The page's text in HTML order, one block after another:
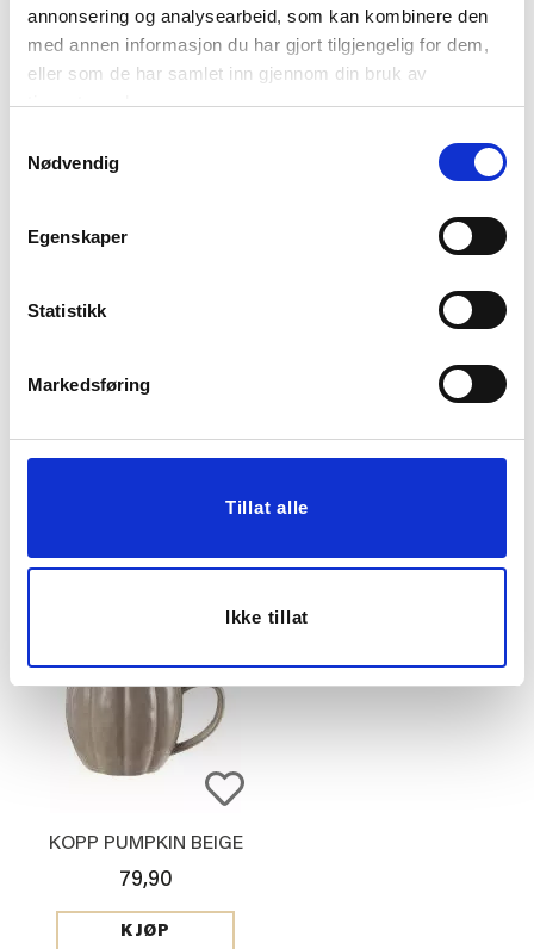
annonsering og analysearbeid, som kan kombinere den
med annen informasjon du har gjort tilgjengelig for dem,
eller som de har samlet inn gjennom din bruk av
tjenestene deres.
Nødvendig
Egenskaper
Statistikk
Markedsføring
Tillat alle
Ikke tillat
LYKKETEGNING -
BESTEFAR KRUS 40 CL
BEIGE
KUN PÅ NETT
KOPP CILLE, GRØNN
119,00
KOPP CILLE, BEIGE
KJØP
KOPP LUX BURGUNDER
KJØP
KOPP PUMPKIN BEIGE
79,90
KJØP